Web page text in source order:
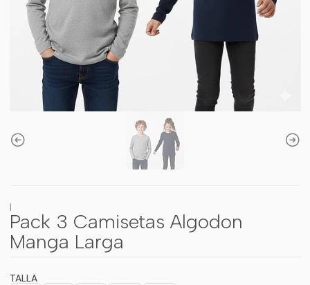
|
Pack 3 Camisetas Algodon
Manga Larga
TALLA